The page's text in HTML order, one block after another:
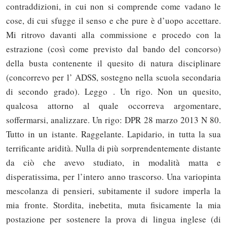
contraddizioni, in cui non si comprende come vadano le
cose, di cui sfugge il senso e che pure è d’uopo accettare.
Mi ritrovo davanti alla commissione e procedo con la
estrazione (così come previsto dal bando del concorso)
della busta contenente il quesito di natura disciplinare
(concorrevo per l’ ADSS, sostegno nella scuola secondaria
di secondo grado). Leggo . Un rigo. Non un quesito,
qualcosa attorno al quale occorreva argomentare,
soffermarsi, analizzare. Un rigo: DPR 28 marzo 2013 N 80.
Tutto in un istante. Raggelante. Lapidario, in tutta la sua
terrificante aridità. Nulla di più sorprendentemente distante
da ciò che avevo studiato, in modalità matta e
disperatissima, per l’intero anno trascorso. Una variopinta
mescolanza di pensieri, subitamente il sudore imperla la
mia fronte. Stordita, inebetita, muta fisicamente la mia
postazione per sostenere la prova di lingua inglese (di